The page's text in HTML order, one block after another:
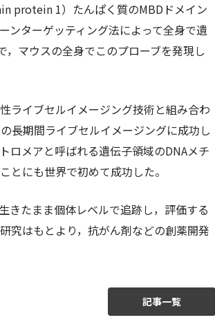
protein 1）たんぱく質のMBDドメイン
ンターゲッティング法によって全身で遺
マウスの全身でこのプローブを発現し
ライブセルイメージング技術と組み合わ
長期間ライブセルイメージングに成功し
ロメアと呼ばれる遺伝子領域のDNAメチ
にも世界で初めて成功した。
きたまま個体レベルで追跡し，評価する
究はもとより，抗がん剤などの創薬開発
記事一覧